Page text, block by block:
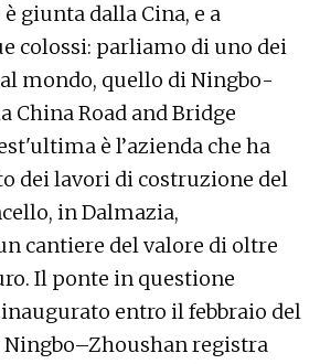
giunta dalla Cina, e a
colossi: parliamo di uno dei
mondo, quello di Ningbo-
China Road and Bridge
è l’azienda che ha
dei lavori di costruzione del
in Dalmazia,
cantiere del valore di oltre
Il ponte in questione
inaugurato entro il febbraio del
Ningbo–Zhoushan registra